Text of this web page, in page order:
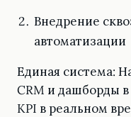
Внедрение
автоматизации
Единая система:
CRM и дашборды
KPI в реальном